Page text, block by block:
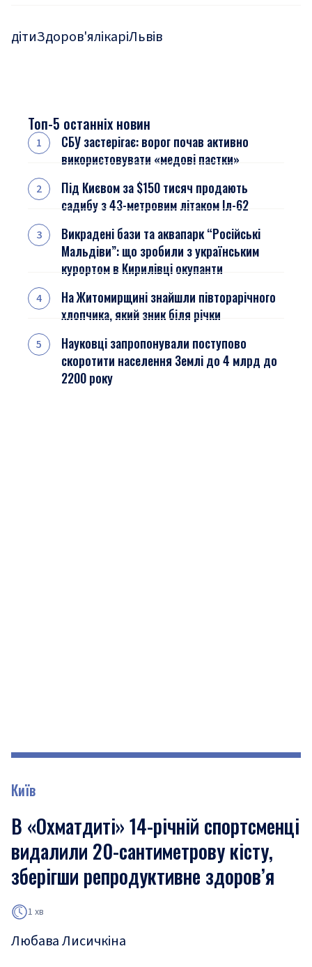
дітиЗдоров'ялікаріЛьвів
Топ-5 останніх новин
СБУ застерігає: ворог почав активно
використовувати «медові пастки»
Під Києвом за $150 тисяч продають
садибу з 43-метровим літаком Іл-62
Викрадені бази та аквапарк “Російські
Мальдіви”: що зробили з українським
курортом в Кирилівці окупанти
На Житомирщині знайшли півторарічного
хлопчика, який зник біля річки
Науковці запропонували поступово
скоротити населення Землі до 4 млрд до
2200 року
Київ
В «Охматдиті» 14-річній спортсменці
видалили 20-сантиметрову кісту,
зберігши репродуктивне здоров’я
1 хв
Любава Лисичкіна